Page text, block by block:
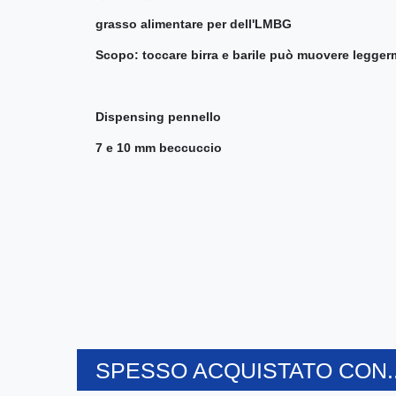
grasso alimentare per dell'LMBG
Scopo: toccare birra e barile può muovere
Dispensing pennello
7 e 10 mm beccuccio
SPESSO ACQUISTATO